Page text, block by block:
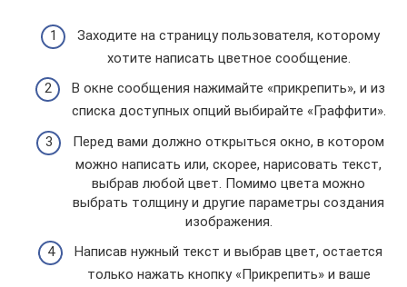
Заходите на страницу пользователя, которому
хотите написать цветное сообщение.
В окне сообщения нажимайте «прикрепить», и из
списка доступных опций выбирайте «Граффити».
Перед вами должно открыться окно, в котором
можно написать или, скорее, нарисовать текст,
выбрав любой цвет. Помимо цвета можно
выбрать толщину и другие параметры создания
изображения.
Написав нужный текст и выбрав цвет, остается
только нажать кнопку «Прикрепить» и ваше